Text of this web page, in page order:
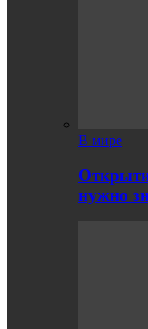
В мире
нужно